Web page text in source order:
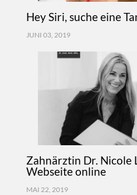
Hey Siri, suche eine
JUNI 03, 2019
Zahnärztin Dr. Nicole
Webseite online
MAI 22, 2019